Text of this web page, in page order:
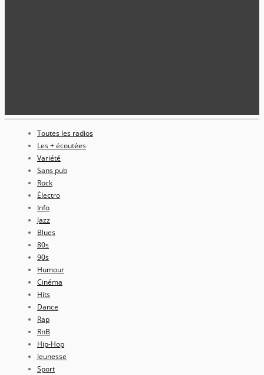
Toutes les radios
Les + écoutées
Variété
Sans pub
Rock
Électro
Info
Jazz
Blues
80s
90s
Humour
Cinéma
Hits
Dance
Rap
RnB
Hip-Hop
Jeunesse
Sport